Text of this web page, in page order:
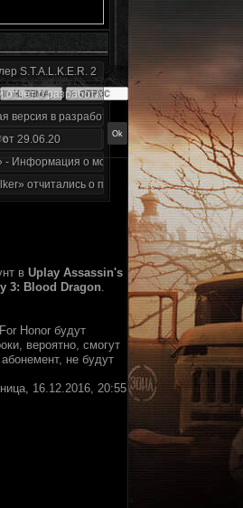
S.T.A.L.K.E.R. 2
о разработке!
версия в разработке!
29.06.20
- Информация о моде за июнь 2020
отчитались о проделанной работе
в Uplay Assassin's
3: Blood Dragon.
Honor будут
вероятно, смогут
не будут
16.12.2016, 20:55